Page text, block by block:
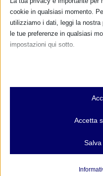
RIMANI
cookie in qualsiasi momento.
utilizziamo i dati, leggi la
le tue preferenze in qualsiasi
impostazioni qui sotto.
Essenziali
I cookie e i servizi
e servizi non richiedono il
Analitici
Accetta